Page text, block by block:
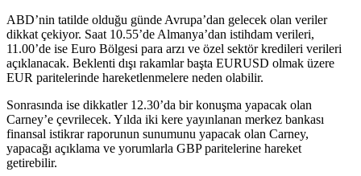
ABD’nin tatilde olduğu günde Avrupa’dan gelecek olan veriler
dikkat çekiyor. Saat 10.55’de Almanya’dan istihdam verileri,
11.00’de ise Euro Bölgesi para arzı ve özel sektör kredileri verileri
açıklanacak. Beklenti dışı rakamlar başta EURUSD olmak üzere
EUR paritelerinde hareketlenmelere neden olabilir.
Sonrasında ise dikkatler 12.30’da bir konuşma yapacak olan
Carney’e çevrilecek. Yılda iki kere yayınlanan merkez bankası
finansal istikrar raporunun sunumunu yapacak olan Carney,
yapacağı açıklama ve yorumlarla GBP paritelerine hareket
getirebilir.